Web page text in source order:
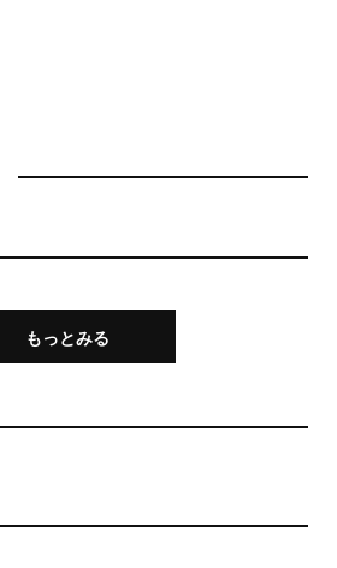
もっとみる